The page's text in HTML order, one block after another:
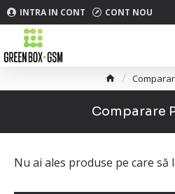
INTRA IN CONT CONT NOU
Comparare
Nu ai ales produse pe care să